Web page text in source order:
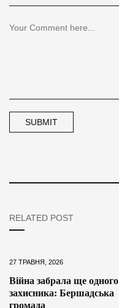
RELATED POST
27 ТРАВНЯ, 2026
Війна забрала ще одного
захисника: Бершадська
громада